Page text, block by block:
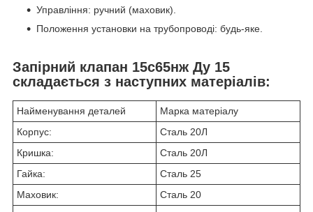
Управління: ручний (маховик).
Положення установки на трубопроводі: будь-яке.
Запірний клапан 15с65нж Ду 15
складається з наступних матеріалів:
Найменування деталей
Марка матеріалу
Корпус:
Сталь 20Л
Кришка:
Сталь 20Л
Гайка:
Сталь 25
Маховик:
Сталь 20